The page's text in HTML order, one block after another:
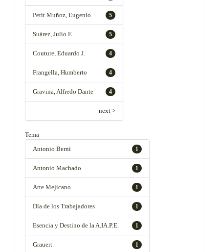
5
Petit Muñoz, Eugenio
5
Suárez, Julio E.
4
Couture, Eduardo J.
4
Frangella, Humberto
4
Gravina, Alfredo Dante
next >
Tema
1
Antonio Berni
1
Antonio Machado
1
Arte Mejicano
1
Día de los Trabajadores
1
Esencia y Destino de la A.IA.P.E.
1
Grauert